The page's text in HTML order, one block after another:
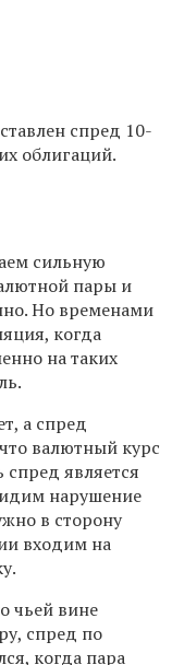
спред 10-
облигаций.
сильную
пары и
Но временами
когда
на таких
а спред
валютный курс
спред является
нарушение
в сторону
входим на
чьей вине
спред по
когда пара